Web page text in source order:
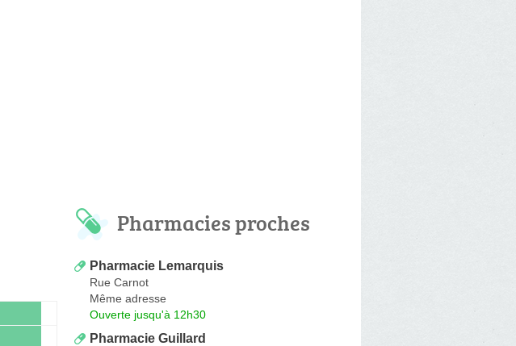
Pharmacies proches
Pharmacie Lemarquis
Rue Carnot
Même adresse
Ouverte jusqu'à 12h30
Pharmacie Guillard